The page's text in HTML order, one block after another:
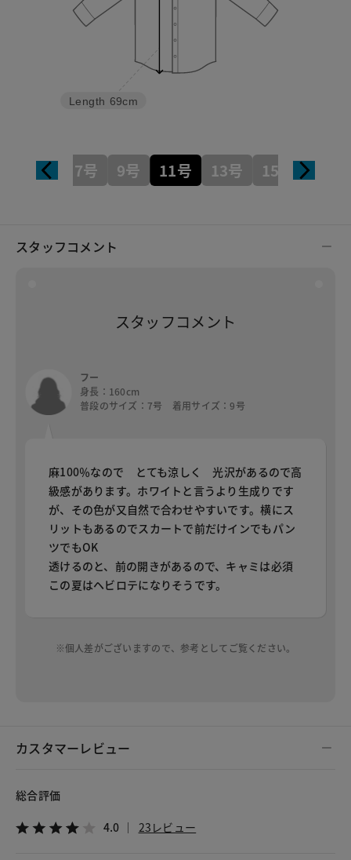
Length 69cm
7号 9号 11号 13号 15号
スタッフコメント
スタッフコメント
フー
身長：160cm
普段のサイズ：7号 着用サイズ：9号
麻100％なので とても涼しく 光沢があるので高
級感があります。ホワイトと言うより生成りです
が、その色が又自然で合わせやすいです。横にス
リットもあるのでスカートで前だけインでもパン
ツでもOK
透けるのと、前の開きがあるので、キャミは必須
この夏はヘビロテになりそうです。
※個人差がございますので、参考としてご覧ください。
カスタマーレビュー
総合評価
4.0 23レビュー